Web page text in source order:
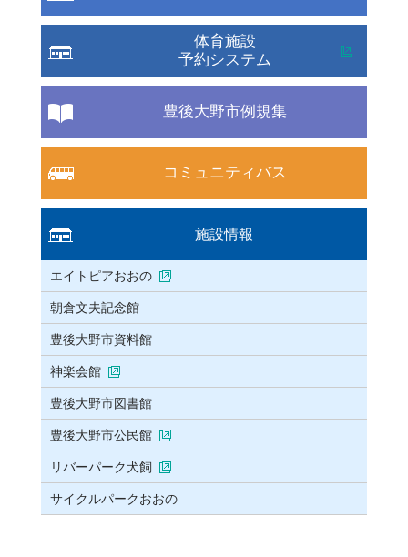
体育施設
予約システム
豊後大野市例規集
コミュニティバス
施設情報
エイトピアおおの
朝倉文夫記念館
豊後大野市資料館
神楽会館
豊後大野市図書館
豊後大野市公民館
リバーパーク犬飼
サイクルパークおおの